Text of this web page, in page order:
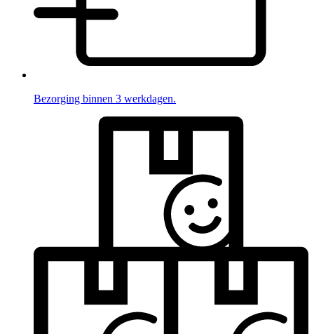
Bezorging binnen 3 werkdagen.